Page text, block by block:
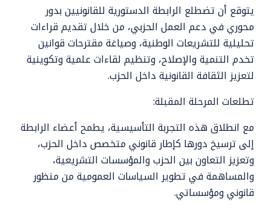
يتوقع أن تضطلع الرابطة الدستورية للقانونيين بدور
محوري في دعم العمل الحزبي، من خلال تقديم قراءات
تحليلية للتشريعات الوطنية، وصياغة مقترحات قوانين
تخدم التنمية والإصلاح، وتنظيم لقاءات علمية وتكوينية
لتعزيز الثقافة القانونية داخل الحزب.
تطلعات المرحلة المقبلة:
مع انطلاق هذه التجربة التأسيسية، يطمح أعضاء الرابطة
إلى ترسيخ دورها كإطار قانوني متخصص داخل الحزب،
وتعزيز التعاون بين الحزب والمؤسسات التشريعية،
والمساهمة في تطوير السياسات العمومية من منظور
قانوني ومؤسساتي.